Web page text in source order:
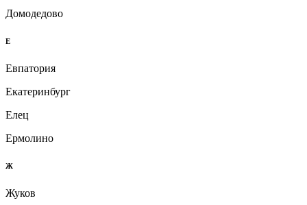
Домодедово
Е
Евпатория
Екатеринбург
Елец
Ермолино
Ж
Жуков